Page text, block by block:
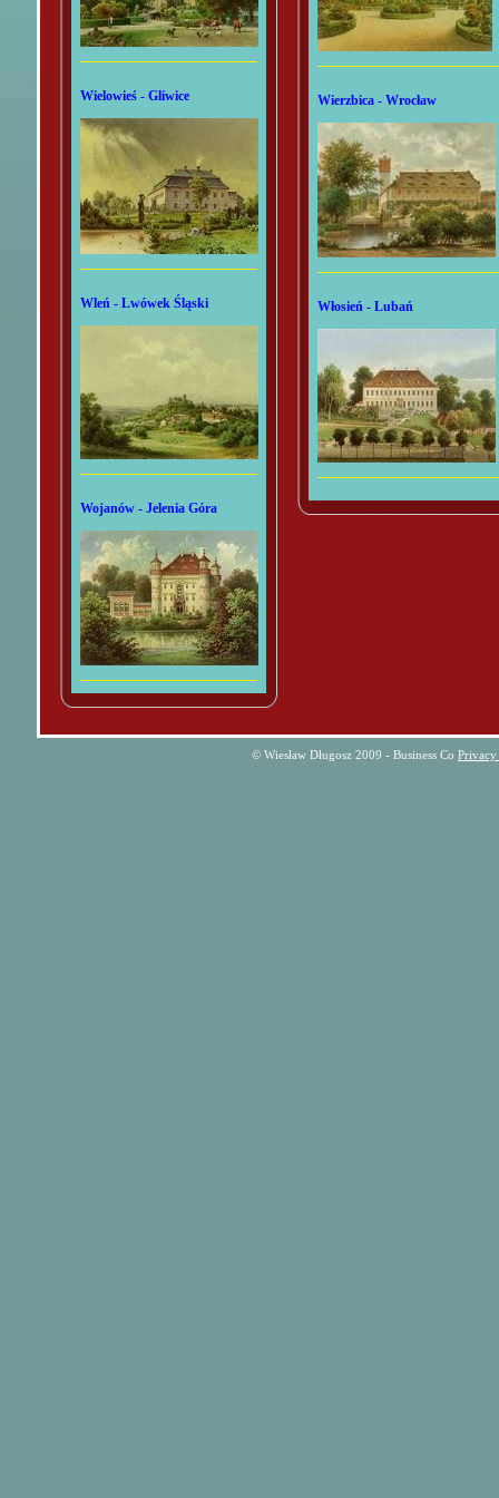
Wielowieś - Gliwice
Wleń - Lwówek Śląski
Wojanów - Jelenia Góra
Wierzbica - Wrocław
Włosień - Lubań
© Wiesław Długosz 2009 - Business Co